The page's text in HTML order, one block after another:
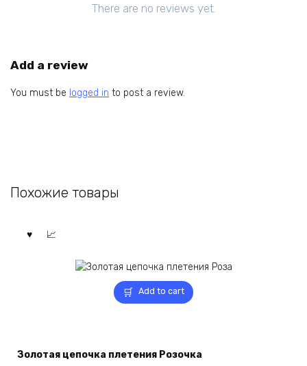
There are no reviews yet.
Add a review
You must be logged in to post a review.
Похожие товары
Add to cart
Золотая цепочка плетения Розочка